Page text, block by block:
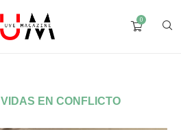
0
VIDAS EN CONFLICTO